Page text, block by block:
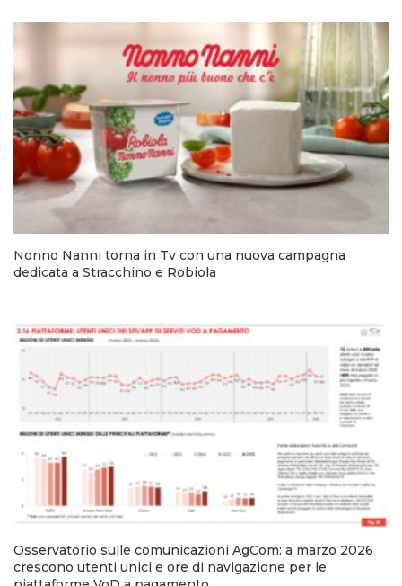
Nonno Nanni torna in Tv con una nuova campagna
dedicata a Stracchino e Robiola
Osservatorio sulle comunicazioni AgCom: a marzo 2026
crescono utenti unici e ore di navigazione per le